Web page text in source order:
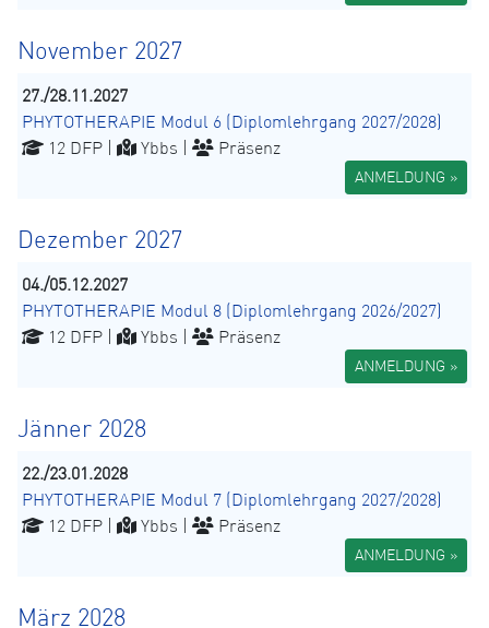
November 2027
27./28.11.2027
PHYTOTHERAPIE Modul 6 (Diplomlehrgang 2027/2028)
12 DFP |
Ybbs | Präsenz
ANMELDUNG »
Dezember 2027
04./05.12.2027
PHYTOTHERAPIE Modul 8 (Diplomlehrgang 2026/2027)
12 DFP |
Ybbs | Präsenz
ANMELDUNG »
Jänner 2028
22./23.01.2028
PHYTOTHERAPIE Modul 7 (Diplomlehrgang 2027/2028)
12 DFP |
Ybbs | Präsenz
ANMELDUNG »
März 2028